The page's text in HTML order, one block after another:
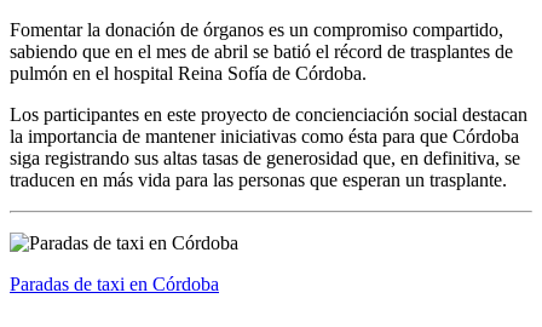
Fomentar la donación de órganos es un compromiso compartido,
sabiendo que en el mes de abril se batió el récord de trasplantes de
pulmón en el hospital Reina Sofía de Córdoba.
Los participantes en este proyecto de concienciación social destacan
la importancia de mantener iniciativas como ésta para que Córdoba
siga registrando sus altas tasas de generosidad que, en definitiva, se
traducen en más vida para las personas que esperan un trasplante.
Paradas de taxi en Córdoba